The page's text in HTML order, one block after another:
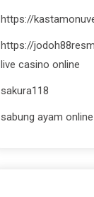
https://
https://
live casino online
sakura118
sabung ayam